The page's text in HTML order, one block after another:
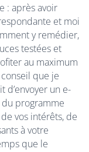
: après avoir
et moi
y remédier,
testées et
au maximum
que je
d’envoyer un e-
programme
vos intérêts, de
à votre
que le